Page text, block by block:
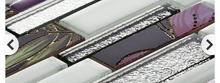
Betaş Cam Mozaik
Betaş Cam Mozik olarak tam zamanlı